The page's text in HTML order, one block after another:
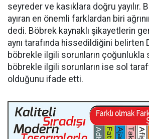
seyreder ve kasıklara doğru yayılır.
ayıran en önemli farklardan biri
dedi. Böbrek kaynaklı şikayetlerin
aynı tarafında hissedildiğini belirten
böbrekle ilgili sorunların çoğunlukla
böbrekle ilgili sorunların ise sol
olduğunu ifade etti.